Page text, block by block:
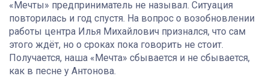
«Мечты» предприниматель не называл. Ситуация
повторилась и год спустя. На вопрос о возобновлении
работы центра Илья Михайлович признался, что сам
этого ждёт, но о сроках пока говорить не стоит.
Получается, наша «Мечта» сбывается и не сбывается,
как в песне у Антонова.